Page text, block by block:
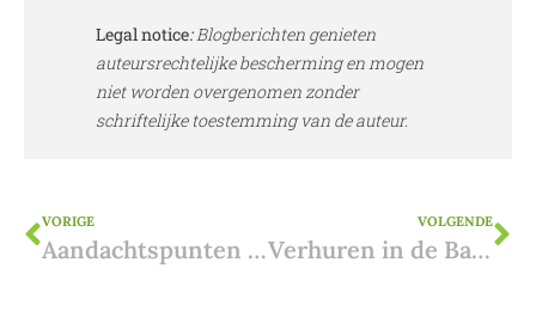
Legal notice:Blogberichten genieten
auteursrechtelijke bescherming en mogen
niet worden overgenomen zonder
schriftelijke toestemming van de auteur.
VORIGE
Aandachtspunten bij het koopproces in Spanje
VOLGENDE
Verhuren in de Balearen aan toeristen: wetgeving